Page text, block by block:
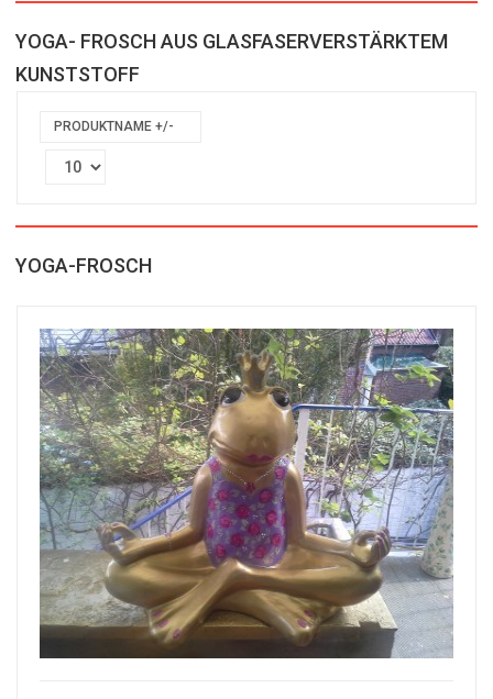
YOGA- FROSCH AUS GLASFASERVERSTÄRKTEM
KUNSTSTOFF
PRODUKTNAME +/-
YOGA-FROSCH